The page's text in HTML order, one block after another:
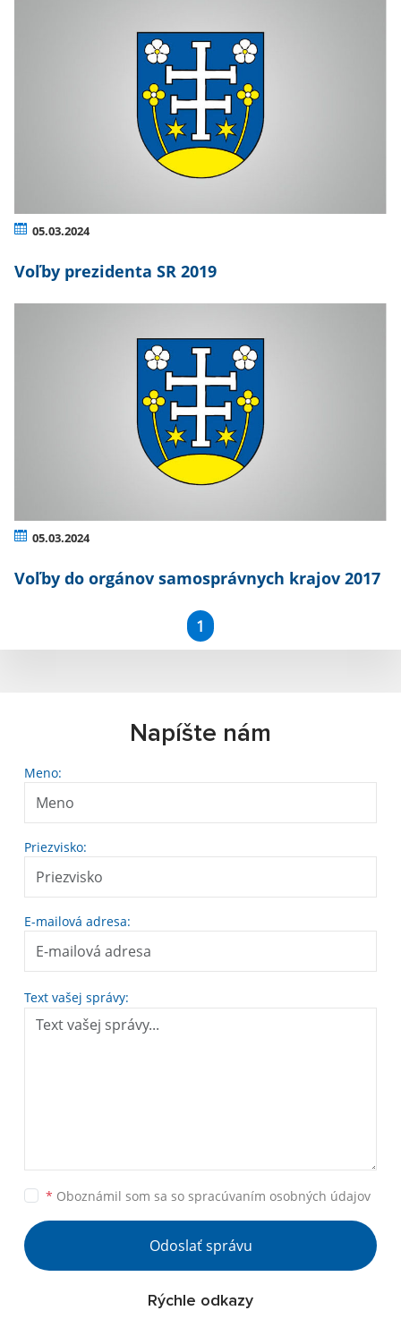
05.03.2024
Voľby prezidenta SR 2019
05.03.2024
Voľby do orgánov samosprávnych krajov 2017
1
Napíšte nám
Meno:
Priezvisko:
E-mailová adresa:
Text vašej správy:
* Oboznámil som sa so spracúvaním osobných údajov
Odoslať správu
Rýchle odkazy